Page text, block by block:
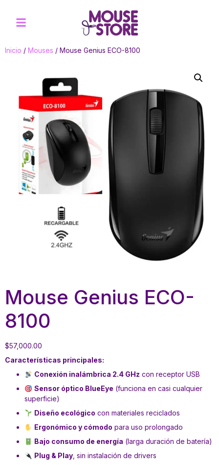
Inicio / Mouses / Mouse Genius ECO-8100
Mouse Genius ECO-
8100
$57,000.00
Características principales:
Conexión inalámbrica 2.4 GHz con receptor USB
Sensor óptico BlueEye (funciona en casi cualquier
superficie)
Diseño ecológico con materiales reciclados
Ergonómico y cómodo para uso prolongado
Bajo consumo de energía (larga duración de batería)
Plug & Play, sin instalación de drivers